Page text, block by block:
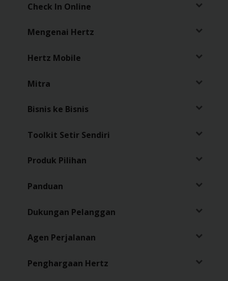
Check In Online
Mengenai Hertz
Hertz Mobile
Mitra
Bisnis ke Bisnis
Toolkit Setir Sendiri
Produk Pilihan
Panduan
Dukungan Pelanggan
Agen Perjalanan
Penghargaan Hertz